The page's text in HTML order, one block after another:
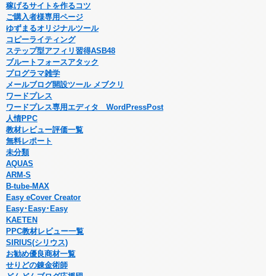
稼げるサイトを作るコツ
ご購入者様専用ページ
ゆずまるオリジナルツール
コピーライティング
ステップ型アフィリ習得ASB48
ブルートフォースアタック
プログラマ雑学
メールブログ開設ツール メブクリ
ワードプレス
ワードプレス専用エディタ WordPressPost
人情PPC
教材レビュー評価一覧
無料レポート
未分類
AQUAS
ARM-S
B-tube-MAX
Easy eCover Creator
Easy･Easy･Easy
KAETEN
PPC教材レビュー一覧
SIRIUS(シリウス)
お勧め優良商材一覧
せりどの錬金術師